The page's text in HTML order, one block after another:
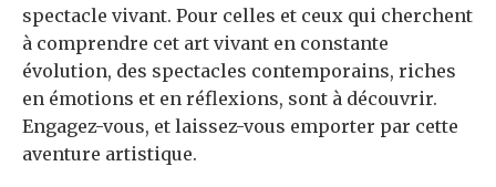
spectacle vivant. Pour celles et ceux qui cherchent
à comprendre cet art vivant en constante
évolution, des spectacles contemporains, riches
en émotions et en réflexions, sont à découvrir.
Engagez-vous, et laissez-vous emporter par cette
aventure artistique.